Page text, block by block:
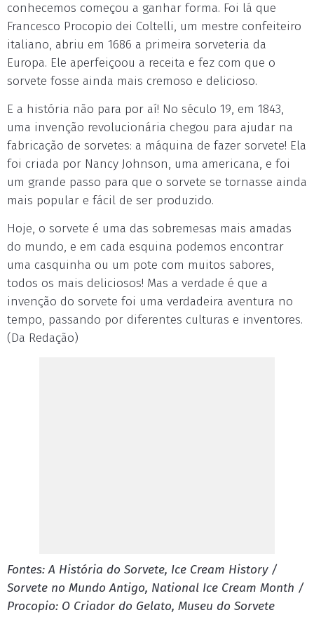
conhecemos começou a ganhar forma. Foi lá que
Francesco Procopio dei Coltelli, um mestre confeiteiro
italiano, abriu em 1686 a primeira sorveteria da
Europa. Ele aperfeiçoou a receita e fez com que o
sorvete fosse ainda mais cremoso e delicioso.
E a história não para por aí! No século 19, em 1843,
uma invenção revolucionária chegou para ajudar na
fabricação de sorvetes: a máquina de fazer sorvete! Ela
foi criada por Nancy Johnson, uma americana, e foi
um grande passo para que o sorvete se tornasse ainda
mais popular e fácil de ser produzido.
Hoje, o sorvete é uma das sobremesas mais amadas
do mundo, e em cada esquina podemos encontrar
uma casquinha ou um pote com muitos sabores,
todos os mais deliciosos! Mas a verdade é que a
invenção do sorvete foi uma verdadeira aventura no
tempo, passando por diferentes culturas e inventores.
(Da Redação)
Fontes: A História do Sorvete, Ice Cream History /
Sorvete no Mundo Antigo, National Ice Cream Month /
Procopio: O Criador do Gelato, Museu do Sorvete